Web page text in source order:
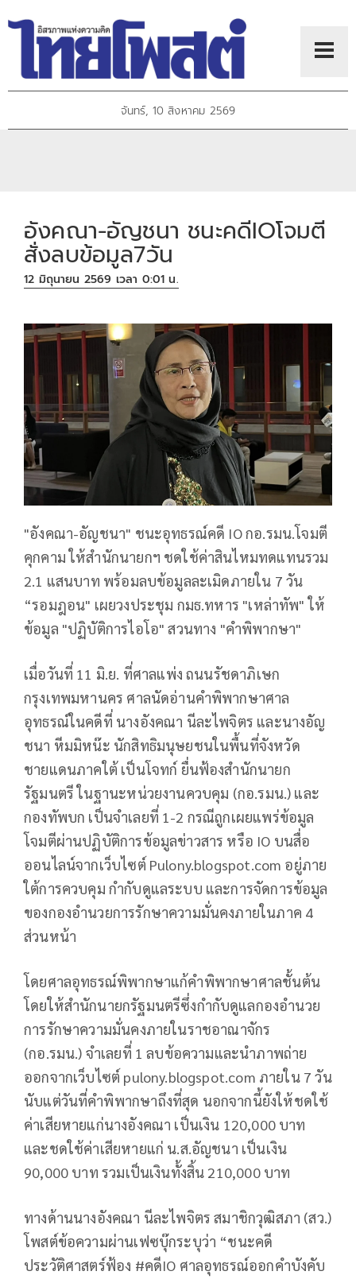
จันทร์, 10 สิงหาคม 2569
อังคณา-อัญชนา ชนะคดีIOโจมตี
สั่งลบข้อมูล7วัน
12 มิถุนายน 2569 เวลา 0:01 น.
"อังคณา-อัญชนา" ชนะอุทธรณ์คดี IO กอ.รมน.โจมตี
คุกคาม ให้สำนักนายกฯ ชดใช้ค่าสินไหมทดแทนรวม
2.1 แสนบาท พร้อมลบข้อมูลละเมิดภายใน 7 วัน
“รอมฎอน" เผยวงประชุม กมธ.ทหาร "เหล่าทัพ" ให้
ข้อมูล "ปฏิบัติการไอโอ" สวนทาง "คำพิพากษา"
เมื่อวันที่ 11 มิ.ย. ที่ศาลแพ่ง ถนนรัชดาภิเษก
กรุงเทพมหานคร ศาลนัดอ่านคำพิพากษาศาล
อุทธรณ์ในคดีที่ นางอังคณา นีละไพจิตร และนางอัญ
ชนา หีมมิหน๊ะ นักสิทธิมนุษยชนในพื้นที่จังหวัด
ชายแดนภาคใต้ เป็นโจทก์ ยื่นฟ้องสำนักนายก
รัฐมนตรี ในฐานะหน่วยงานควบคุม (กอ.รมน.) และ
กองทัพบก เป็นจำเลยที่ 1-2 กรณีถูกเผยแพร่ข้อมูล
โจมตีผ่านปฏิบัติการข้อมูลข่าวสาร หรือ IO บนสื่อ
ออนไลน์จากเว็บไซต์ Pulony.blogspot.com อยู่ภาย
ใต้การควบคุม กำกับดูแลระบบ และการจัดการข้อมูล
ของกองอำนวยการรักษาความมั่นคงภายในภาค 4
ส่วนหน้า
โดยศาลอุทธรณ์พิพากษาแก้คำพิพากษาศาลชั้นต้น
โดยให้สำนักนายกรัฐมนตรีซึ่งกำกับดูแลกองอำนวย
การรักษาความมั่นคงภายในราชอาณาจักร
(กอ.รมน.) จำเลยที่ 1 ลบข้อความและนำภาพถ่าย
ออกจากเว็บไซต์ pulony.blogspot.com ภายใน 7 วัน
นับแต่วันที่คำพิพากษาถึงที่สุด นอกจากนี้ยังให้ชดใช้
ค่าเสียหายแก่นางอังคณา เป็นเงิน 120,000 บาท
และชดใช้ค่าเสียหายแก่ น.ส.อัญชนา เป็นเงิน
90,000 บาท รวมเป็นเงินทั้งสิ้น 210,000 บาท
ทางด้านนางอังคณา นีละไพจิตร สมาชิกวุฒิสภา (สว.)
โพสต์ข้อความผ่านเฟซบุ๊กระบุว่า “ชนะคดี
ประวัติศาสตร์ฟ้อง #คดีIO ศาลอุทธรณ์ออกคำบังคับ